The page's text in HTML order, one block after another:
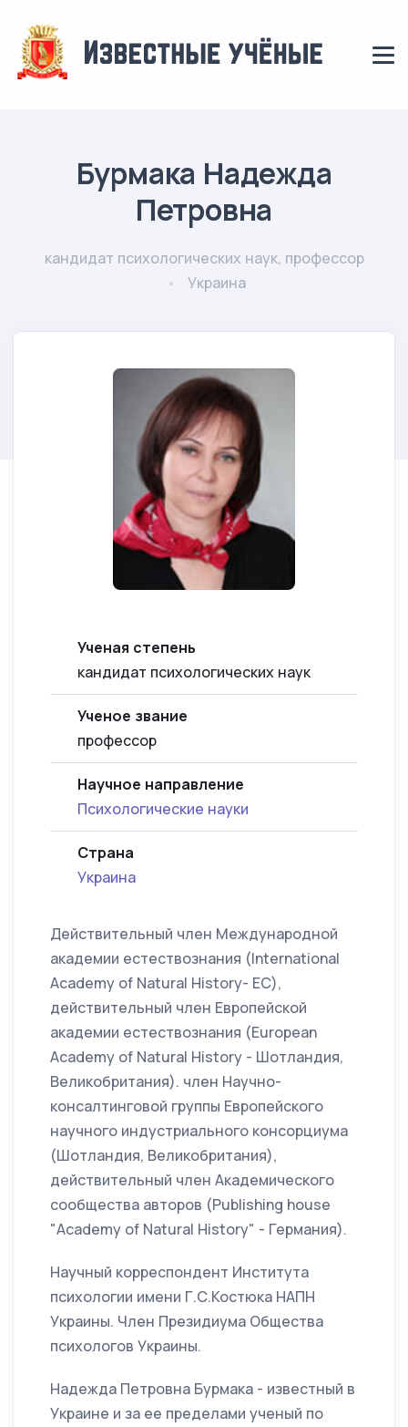
Бурмака Надежда
Петровна
кандидат психологических наук, профессор
Украина
Ученая степень
кандидат психологических наук
Ученое звание
профессор
Научное направление
Психологические науки
Страна
Украина
Действительный член Международной
академии естествознания (International
Academy of Natural History- ЕС),
действительный член Европейской
академии естествознания (European
Academy of Natural History - Шотландия,
Великобритания). член Научно-
консалтинговой группы Европейского
научного индустриального консорциума
(Шотландия, Великобритания),
действительный член Академического
сообщества авторов (Publishing house
"Academy of Natural History" - Германия).
Научный корреспондент Института
психологии имени Г.С.Костюка НАПН
Украины. Член Президиума Общества
психологов Украины.
Надежда Петровна Бурмака - известный в
Украине и за ее пределами ученый по